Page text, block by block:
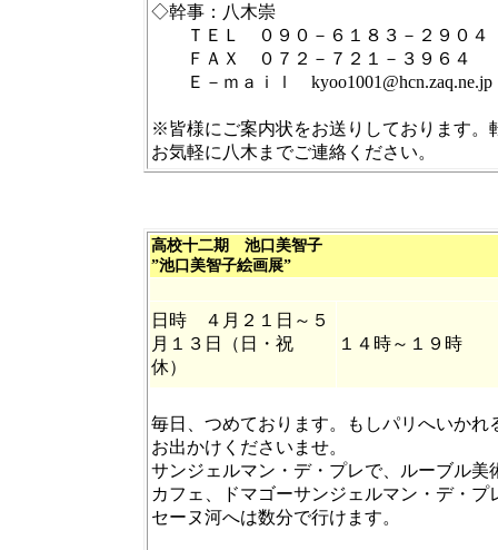
◇幹事：八木崇
ＴＥＬ ０９０－６１８３－２９０４
ＦＡＸ ０７２－７２１－３９６４
Ｅ－ｍａｉｌ
※皆様にご案内状をお送りしております。
お気軽に八木までご連絡ください。
高校十二期 池口美智子
”池口美智子絵画展”
日時 ４月２１日～５
月１３日（日・祝
休）
１４時～１９時
毎日、つめております。もしパリへいかれ
お出かけくださいませ。
サンジェルマン・デ・プレで、ルーブル美
カフェ、ドマゴーサンジェルマン・デ・プ
セーヌ河へは数分で行けます。